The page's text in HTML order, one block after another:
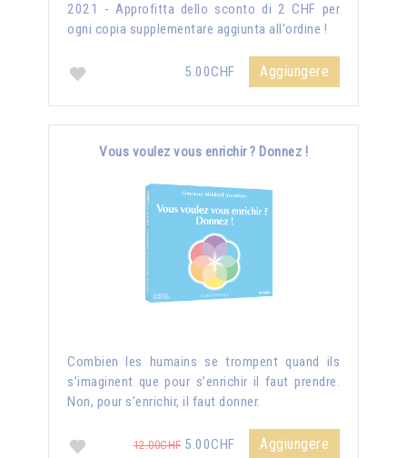
2021 - Approfitta dello sconto di 2 CHF per
ogni copia supplementare aggiunta all'ordine !
5.00CHF Aggiungere
Vous voulez vous enrichir ? Donnez !
Combien les humains se trompent quand ils
s’imaginent que pour s’enrichir il faut prendre.
Non, pour s’enrichir, il faut donner.
12.00CHF5.00CHF Aggiungere